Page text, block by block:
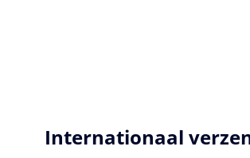
Internationaal